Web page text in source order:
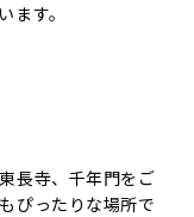
す。
長寺、千年門をご
ぴったりな場所で